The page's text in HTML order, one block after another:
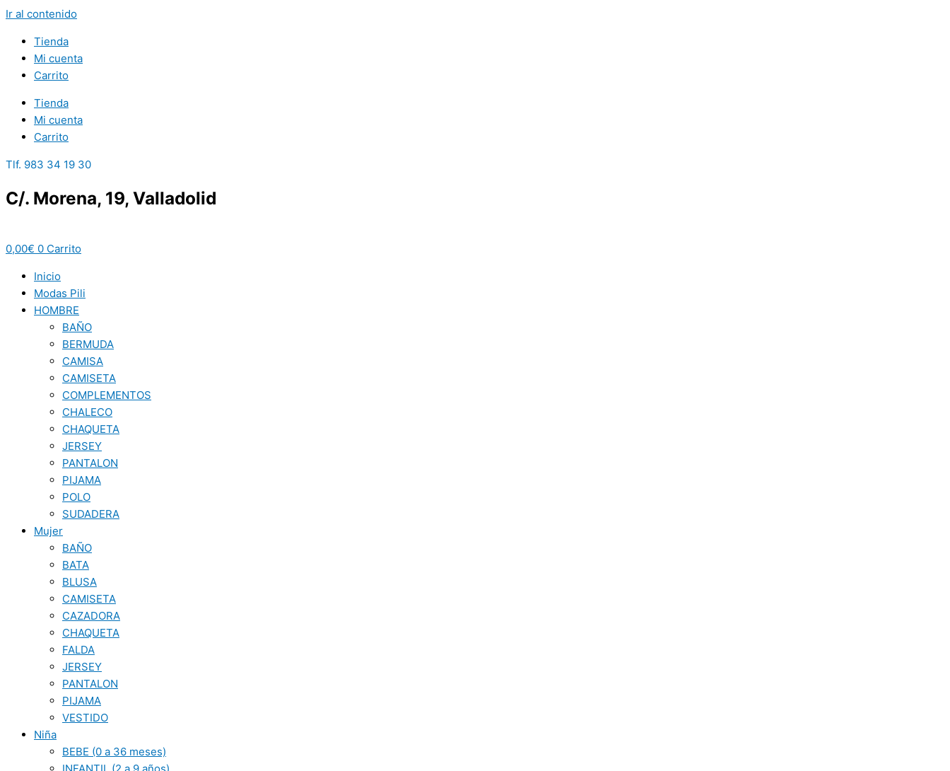
Ir al contenido
Tienda
Mi cuenta
Carrito
Tienda
Mi cuenta
Carrito
Tlf. 983 34 19 30
C/. Morena, 19, Valladolid
0,00€ 0 Carrito
Inicio
Modas Pili
HOMBRE
BAÑO
BERMUDA
CAMISA
CAMISETA
COMPLEMENTOS
CHALECO
CHAQUETA
JERSEY
PANTALON
PIJAMA
POLO
SUDADERA
Mujer
BAÑO
BATA
BLUSA
CAMISETA
CAZADORA
CHAQUETA
FALDA
JERSEY
PANTALON
PIJAMA
VESTIDO
Niña
BEBE (0 a 36 meses)